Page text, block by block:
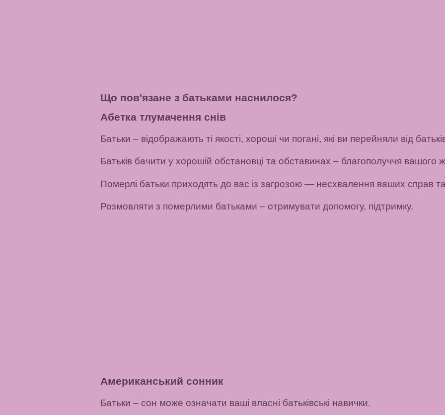
Що пов'язане з батьками наснилося?
Абетка тлумачення снів
Батьки – відображають ті якості, хороші чи погані, які ви перейняли від
Батьків бачити у хорошій обстановці та обставинах – благополуччя вашого
Померлі батьки приходять до вас із загрозою— несхвалення ваших справ та
Розмовляти з померлими батьками – отримувати допомогу, підтримку.
Американський сонник
Батьки – сон може означати ваші власні батьківські навички.